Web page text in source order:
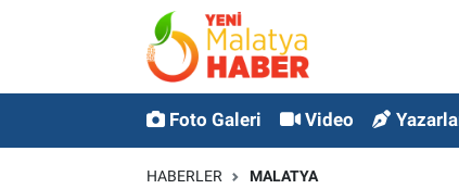
Foto Galeri Video
HABERLER MALATYA
Malatya Nöbetçi Eczaneler